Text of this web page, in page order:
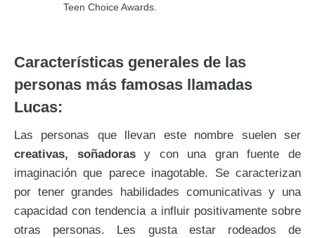
Teen Choice Awards.
Características generales de las
personas más famosas llamadas
Lucas:
Las personas que llevan este nombre suelen ser
creativas, soñadorasy con una gran fuente de
imaginación que parece inagotable. Se caracterizan
por tener grandes habilidades comunicativas y una
capacidad con tendencia a influir positivamente sobre
otras personas. Les gusta estar rodeados de